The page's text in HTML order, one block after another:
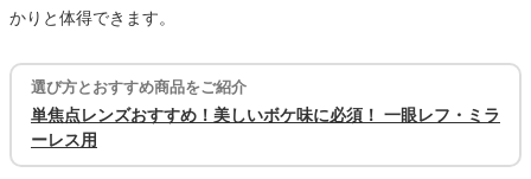
かりと体得できます。
選び方とおすすめ商品をご紹介
単焦点レンズおすすめ！美しいボケ味に必須！ 一眼レフ・ミラ
ーレス用